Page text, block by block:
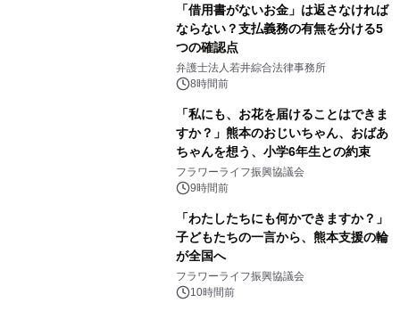
「借用書がないお金」は返さなければ
ならない？支払義務の有無を分ける5
つの確認点
弁護士法人若井綜合法律事務所
8時間前
「私にも、お花を届けることはできま
すか？」熊本のおじいちゃん、おばあ
ちゃんを想う、小学6年生との約束
フラワーライフ振興協議会
9時間前
「わたしたちにも何かできますか？」
子どもたちの一言から、熊本支援の輪
が全国へ
フラワーライフ振興協議会
10時間前